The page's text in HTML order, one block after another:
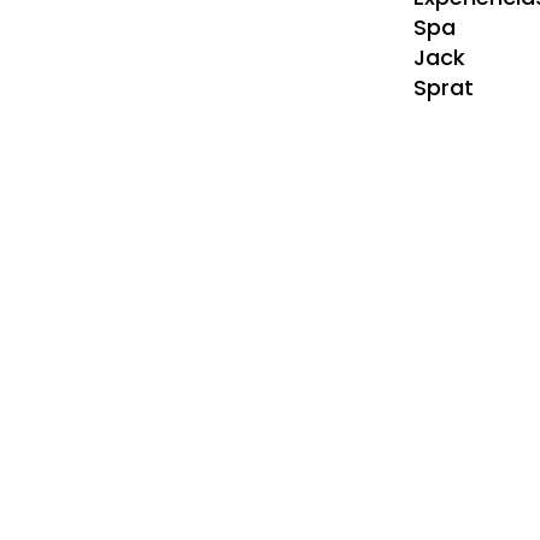
Spa
Jack
Sprat